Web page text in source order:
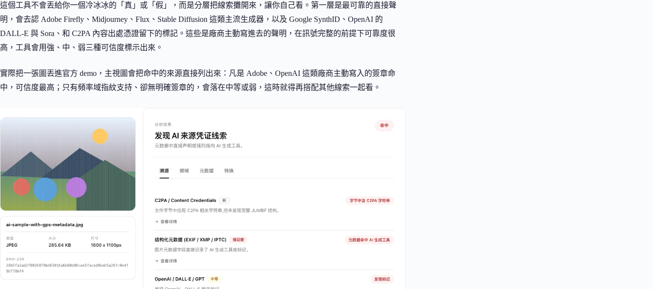
這個工具不會丟給你一個冷冰冰的「真」或「假」，而是分層把線索攤開來，讓你自己看。第一層是最可靠的直接聲
明，會去認 Adobe Firefly、Midjourney、Flux、Stable Diffusion 這類主流生成器，以及 Google SynthID、OpenAI 的
DALL-E 與 Sora、和 C2PA 內容出處憑證留下的標記。這些是廠商主動寫進去的聲明，在訊號完整的前提下可靠度很
高，工具會用強、中、弱三種可信度標示出來。
實際把一張圖丟進官方 demo，主視圖會把命中的來源直接列出來：凡是 Adobe、OpenAI 這類廠商主動寫入的簽章命
中，可信度最高；只有頻率域指紋支持、卻無明確簽章的，會落在中等或弱，這時就得再搭配其他線索一起看。